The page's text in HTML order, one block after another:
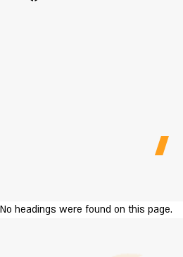
No headings were found on this page.